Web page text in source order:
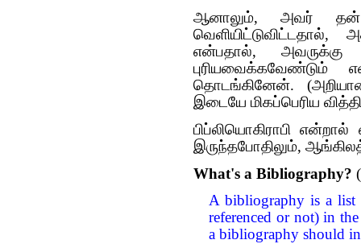
ஆனாலும், அவர் தன்
என்பதால், அவருக்கு
புரியவைக்கவேண்டும்
தொடங்கினேன்.
இடையே மிகப்பெரிய
பிப்லியொகிராபி
இருந்தபோதிலும்,
What's a Bibliography? (
A bibliography is a list
referenced or not) in
a bibliography should